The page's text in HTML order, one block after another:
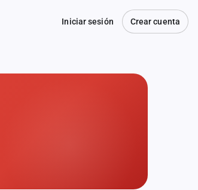
Iniciar sesión Crear cuenta